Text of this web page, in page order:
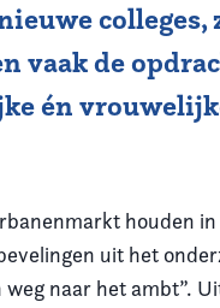
colleges,
vaak de
én
houden in
uit het
naar het ambt”.